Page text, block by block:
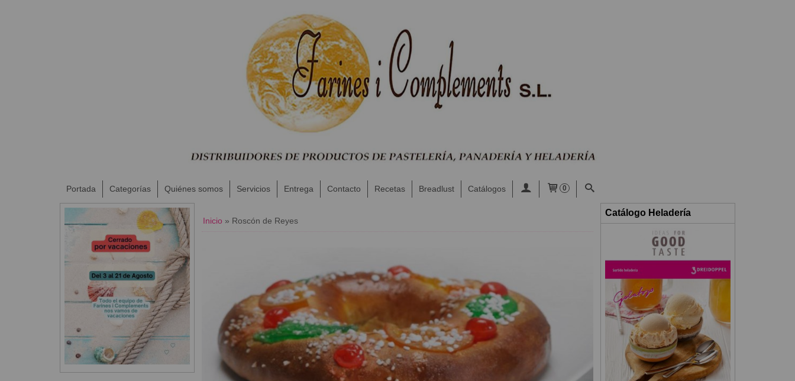
Portada Categorías Quiénes somos Servicios Entrega Contacto Recetas Breadlust Catálogos 0
Inicio » Roscón de Reyes
Catálogo Heladería